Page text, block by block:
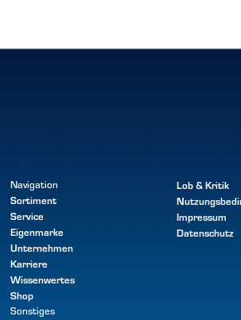
Navigation
Sortiment
Service
Eigenmarke
Unternehmen
Karriere
Wissenwertes
Shop
Sonstiges
Lob & Kritik
Impressum
Datenschutz